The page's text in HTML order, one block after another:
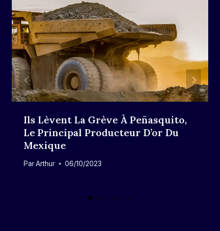
Ils Lèvent La Grève À Peñasquito,
Le Principal Producteur D’or Du
Mexique
ParArthur 06/10/2023